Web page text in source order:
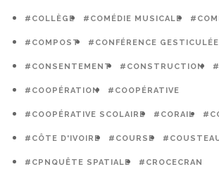
#COLLÈGE #COMÉDIE MUSICALE
#COMPOST #CONFÉRENCE GESTICULÉE
#CONSENTEMENT #CONSTRUCTION
#COOPÉRATION #COOPÉRATIVE
#COOPÉRATIVE SCOLAIRE #CORAIL
#CÔTE D'IVOIRE #COURSE
#CPNQUÊTE SPATIALE #CROCECRAN